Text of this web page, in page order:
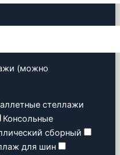
(можно
стеллажи
Консольные
сборный
для шин